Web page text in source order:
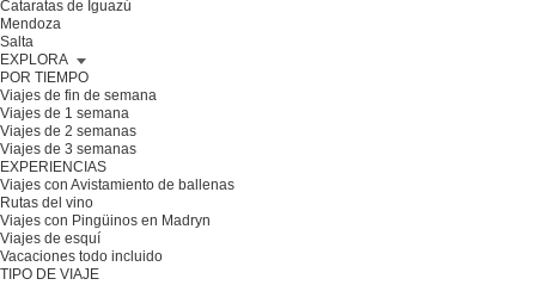
Cataratas de Iguazú
Mendoza
Salta
EXPLORA
POR TIEMPO
Viajes de fin de semana
Viajes de 1 semana
Viajes de 2 semanas
Viajes de 3 semanas
EXPERIENCIAS
Viajes con Avistamiento de ballenas
Rutas del vino
Viajes con Pingüinos en Madryn
Viajes de esquí
Vacaciones todo incluido
TIPO DE VIAJE